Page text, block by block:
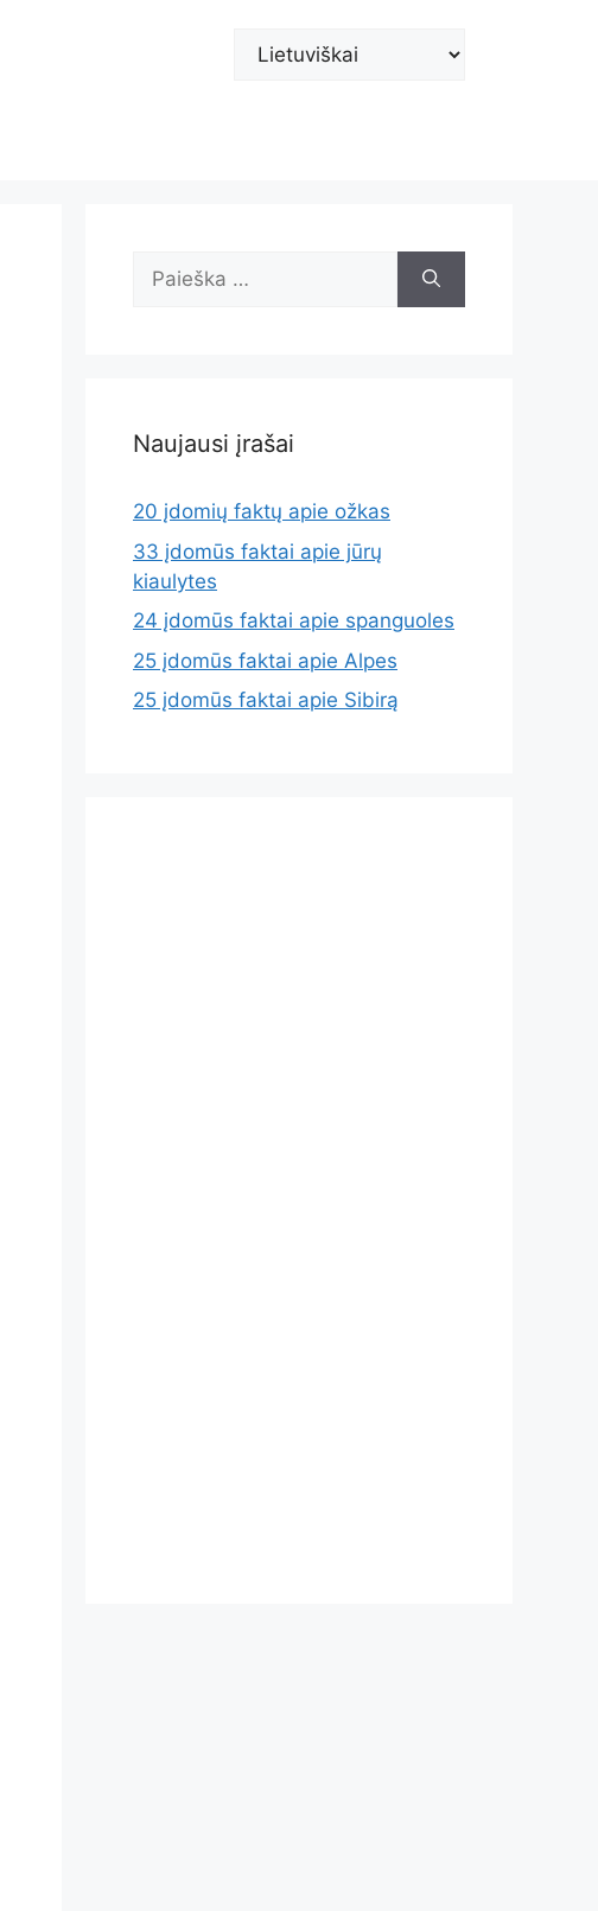
Pasirinkite
Ieškoti:
Naujausi įrašai
20 įdomių faktų apie ožkas
33 įdomūs faktai apie jūrų
kiaulytes
24 įdomūs faktai apie spanguoles
25 įdomūs faktai apie Alpes
25 įdomūs faktai apie Sibirą